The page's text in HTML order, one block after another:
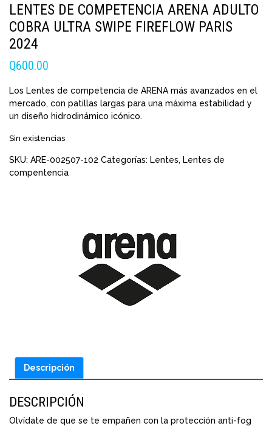
LENTES DE COMPETENCIA ARENA ADULTO
COBRA ULTRA SWIPE FIREFLOW PARIS
2024
Q600.00
Los Lentes de competencia de ARENA más avanzados en el
mercado, con patillas largas para una máxima estabilidad y
un diseño hidrodinámico icónico.
Sin existencias
SKU: ARE-002507-102 Categorías: Lentes, Lentes de
compentencia
Descripción
DESCRIPCIÓN
Olvídate de que se te empañen con la protección anti-fog